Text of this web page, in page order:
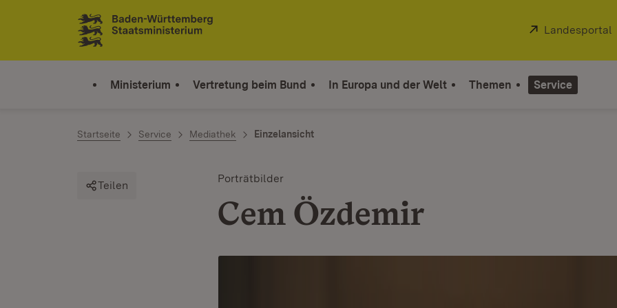
Zum Inhalt springen
Link zur Startseite
Extern:
Landesportal
Ministerium Vertretung beim Bund In Europa und der Welt Themen Service
Startseite Service Mediathek Einzelansicht
Porträtbilder
Cem Özdemir
Teilen